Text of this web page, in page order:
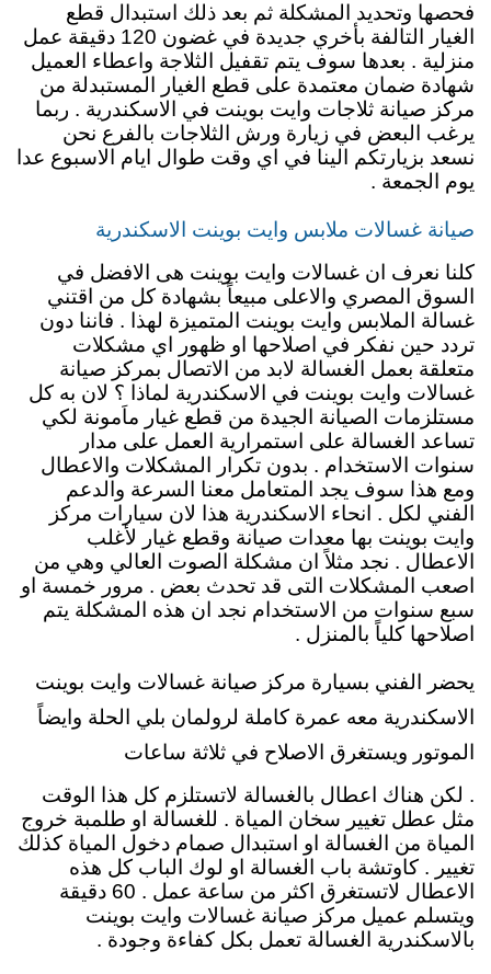
فحصها وتحديد المشكلة ثم بعد ذلك استبدال قطع
الغيار التالفة بأخري جديدة في غضون 120 دقيقة عمل
منزلية . بعدها سوف يتم تقفيل الثلاجة واعطاء العميل
شهادة ضمان معتمدة على قطع الغيار المستبدلة من
مركز صيانة ثلاجات وايت بوينت في الاسكندرية . ربما
يرغب البعض في زيارة ورش الثلاجات بالفرع نحن
نسعد بزيارتكم الينا في اي وقت طوال ايام الاسبوع عدا
يوم الجمعة .
صيانة غسالات ملابس وايت بوينت الاسكندرية
كلنا نعرف ان غسالات وايت بوينت هى الافضل في
السوق المصري والاعلى مبيعاً بشهادة كل من اقتني
غسالة الملابس وايت بوينت المتميزة لهذا . فاننا دون
تردد حين نفكر في اصلاحها او ظهور اي مشكلات
متعلقة بعمل الغسالة لابد من الاتصال بمركز صيانة
غسالات وايت بوينت في الاسكندرية لماذا ؟ لان به كل
مستلزمات الصيانة الجيدة من قطع غيار ماَمونة لكي
تساعد الغسالة على استمرارية العمل على مدار
سنوات الاستخدام . بدون تكرار المشكلات والاعطال
ومع هذا سوف يجد المتعامل معنا السرعة والدعم
الفني لكل . انحاء الاسكندرية هذا لان سيارات مركز
وايت بوينت بها معدات صيانة وقطع غيار لأغلب
الاعطال . نجد مثلاً ان مشكلة الصوت العالي وهي من
اصعب المشكلات التى قد تحدث بعض . مرور خمسة او
سبع سنوات من الاستخدام نجد ان هذه المشكلة يتم
اصلاحها كلياً بالمنزل .
يحضر الفني بسيارة مركز صيانة غسالات وايت بوينت
الاسكندرية معه عمرة كاملة لرولمان بلي الحلة وايضاً
الموتور ويستغرق الاصلاح في ثلاثة ساعات
. لكن هناك اعطال بالغسالة لاتستلزم كل هذا الوقت
مثل عطل تغيير سخان المياة . للغسالة او طلمبة خروج
المياة من الغسالة او استبدال صمام دخول المياة كذلك
تغيير . كاوتشة باب الغسالة او لوك الباب كل هذه
الاعطال لاتستغرق اكثر من ساعة عمل . 60 دقيقة
ويتسلم عميل مركز صيانة غسالات وايت بوينت
بالاسكندرية الغسالة تعمل بكل كفاءة وجودة .